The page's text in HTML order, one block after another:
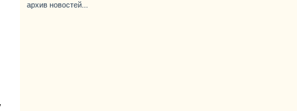
архив новостей...